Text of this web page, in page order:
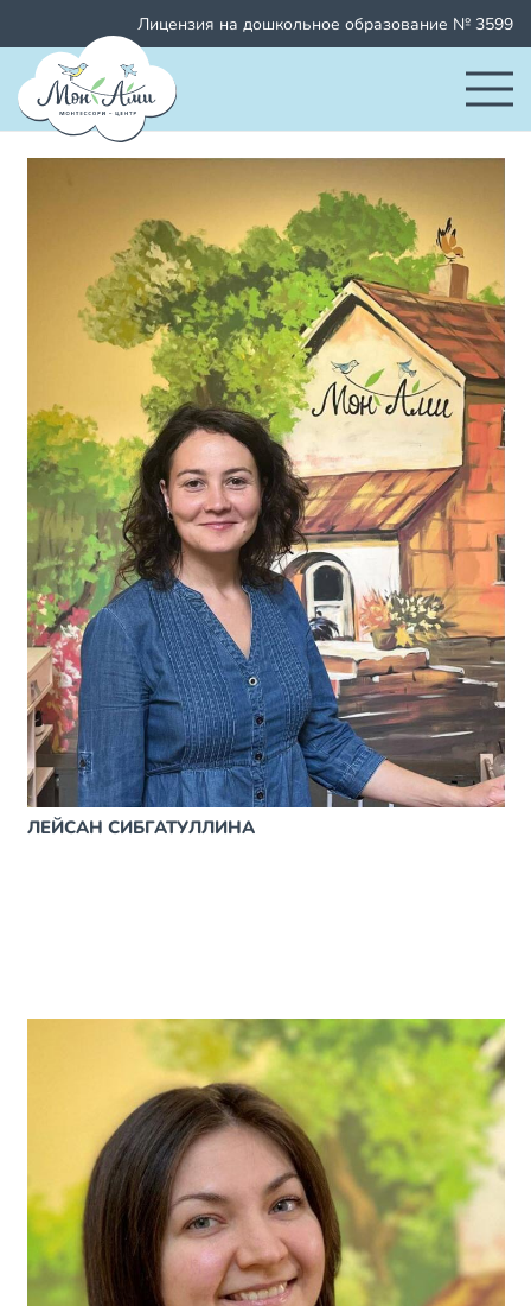
Лицензия на дошкольное образование № 3599
ЛЕЙСАН СИБГАТУЛЛИНА